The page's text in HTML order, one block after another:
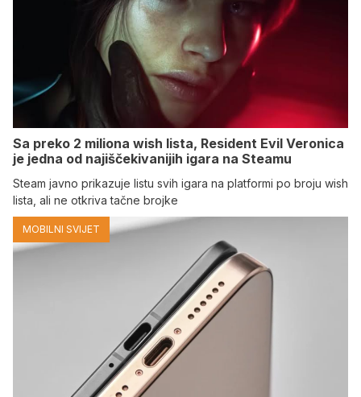
Sa preko 2 miliona wish lista, Resident Evil Veronica
je jedna od najiščekivanijih igara na Steamu
Steam javno prikazuje listu svih igara na platformi po broju wish
lista, ali ne otkriva tačne brojke
MOBILNI SVIJET